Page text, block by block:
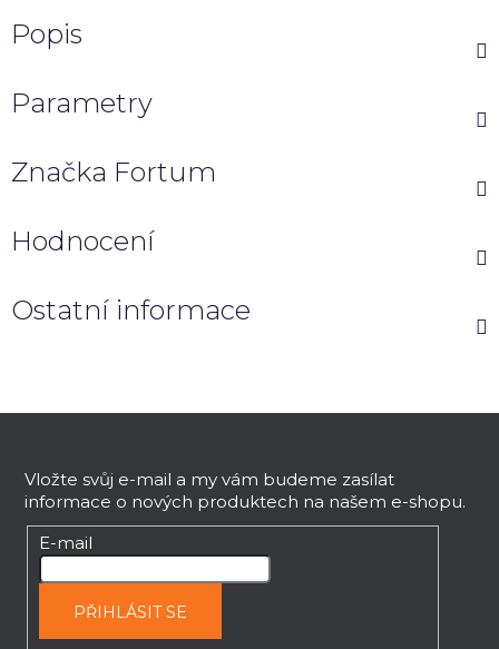
Popis
Parametry
Značka Fortum
Hodnocení
Ostatní informace
Vložte svůj e-mail a my vám budeme zasílat
informace o nových produktech na našem e-shopu.
E-mail
PŘIHLÁSIT SE